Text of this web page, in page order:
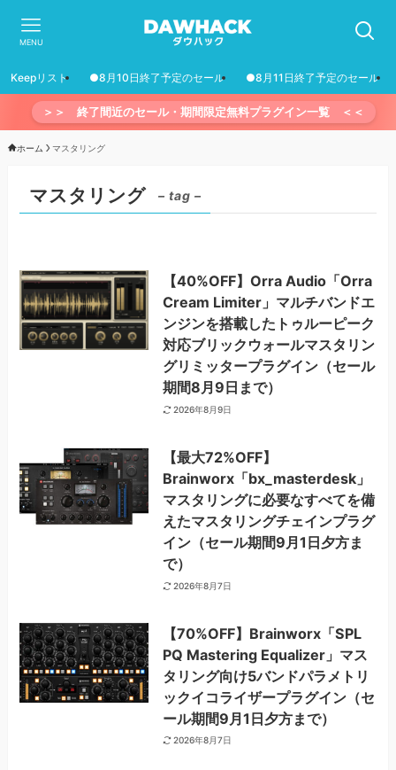
MENU
Keepリスト ●8月10日終了予定のセール ●8月11日終了予定のセール
＞＞ 終了間近のセール・期間限定無料プラグイン一覧 ＜＜
ホーム マスタリング
マスタリング – tag –
【40%OFF】Orra Audio「Orra
Cream Limiter」マルチバンドエ
ンジンを搭載したトゥルーピーク
対応ブリックウォールマスタリン
グリミッタープラグイン（セール
期間8月9日まで）
2026年8月9日
【最大72%OFF】
Brainworx「bx_masterdesk」
マスタリングに必要なすべてを備
えたマスタリングチェインプラグ
イン（セール期間9月1日夕方ま
で）
2026年8月7日
【70%OFF】Brainworx「SPL
PQ Mastering Equalizer」マス
タリング向け5バンドパラメトリ
ックイコライザープラグイン（セ
ール期間9月1日夕方まで）
2026年8月7日